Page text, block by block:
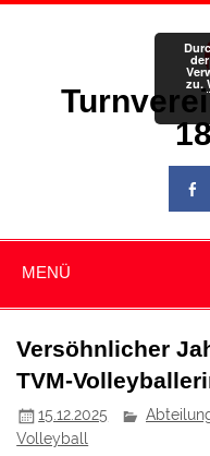
Zum
MENÜ
Versöhnlicher
TVM-
15.12.2025
Volleyball
zu.